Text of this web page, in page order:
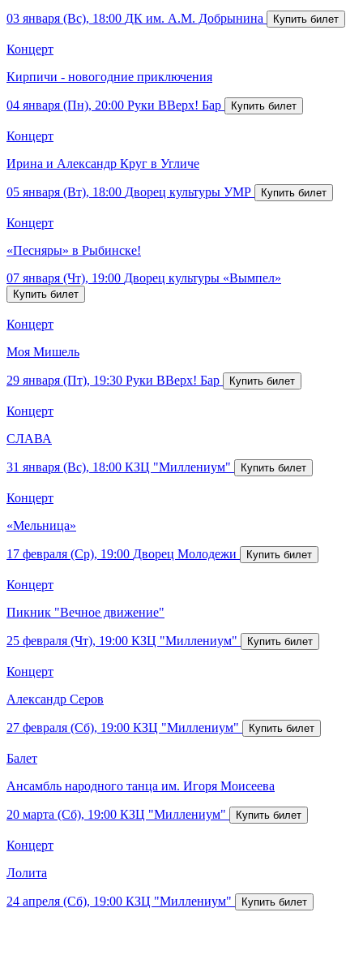
03 января (Вс), 18:00 ДК им. А.М. Добрынина
Концерт
Кирпичи - новогодние приключения
04 января (Пн), 20:00 Руки ВВерх! Бар
Концерт
Ирина и Александр Круг в Угличе
05 января (Вт), 18:00 Дворец культуры УМР
Концерт
«Песняры» в Рыбинске!
07 января (Чт), 19:00 Дворец культуры «Вымпел»
Концерт
Моя Мишель
29 января (Пт), 19:30 Руки ВВерх! Бар
Концерт
СЛАВА
31 января (Вс), 18:00 КЗЦ "Миллениум"
Концерт
«Мельница»
17 февраля (Ср), 19:00 Дворец Молодежи
Концерт
Пикник "Вечное движение"
25 февраля (Чт), 19:00 КЗЦ "Миллениум"
Концерт
Александр Серов
27 февраля (Сб), 19:00 КЗЦ "Миллениум"
Балет
Ансамбль народного танца им. Игоря Моисеева
20 марта (Сб), 19:00 КЗЦ "Миллениум"
Концерт
Лолита
24 апреля (Сб), 19:00 КЗЦ "Миллениум"